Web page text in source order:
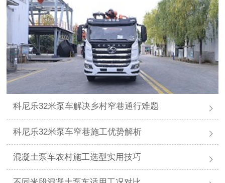
科尼乐32米泵车解决乡村窄巷通行难题
科尼乐32米泵车窄巷施工优势解析
混凝土泵车农村施工选型实用技巧